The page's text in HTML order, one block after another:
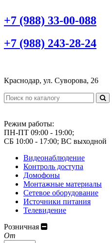
+7 (988) 33-00-088
+7 (988) 243-28-24
Краснодар, ул. Суворова, 26
Режим работы:
ПН-ПТ 09:00 - 19:00;
СБ 10:00 - 17:00; ВС выходной
Видеонаблюдение
Контроль доступа
Домофоны
Монтажные материалы
Сетевое оборудование
Источники питания
Телевидение
Розничная
От